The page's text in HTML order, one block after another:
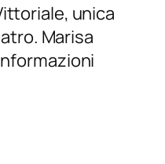
unica
Marisa